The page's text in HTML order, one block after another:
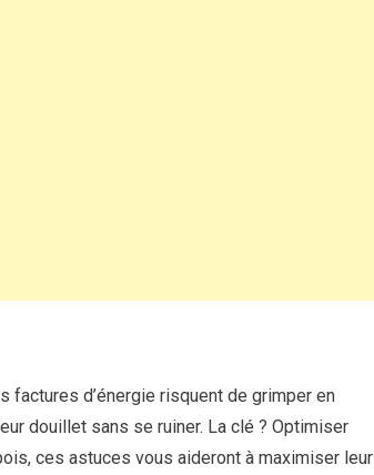
factures d’énergie risquent de grimper en
douillet sans se ruiner. La clé ? Optimiser
ces astuces vous aideront à maximiser leur